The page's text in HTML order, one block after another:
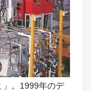
」。1999年のデ